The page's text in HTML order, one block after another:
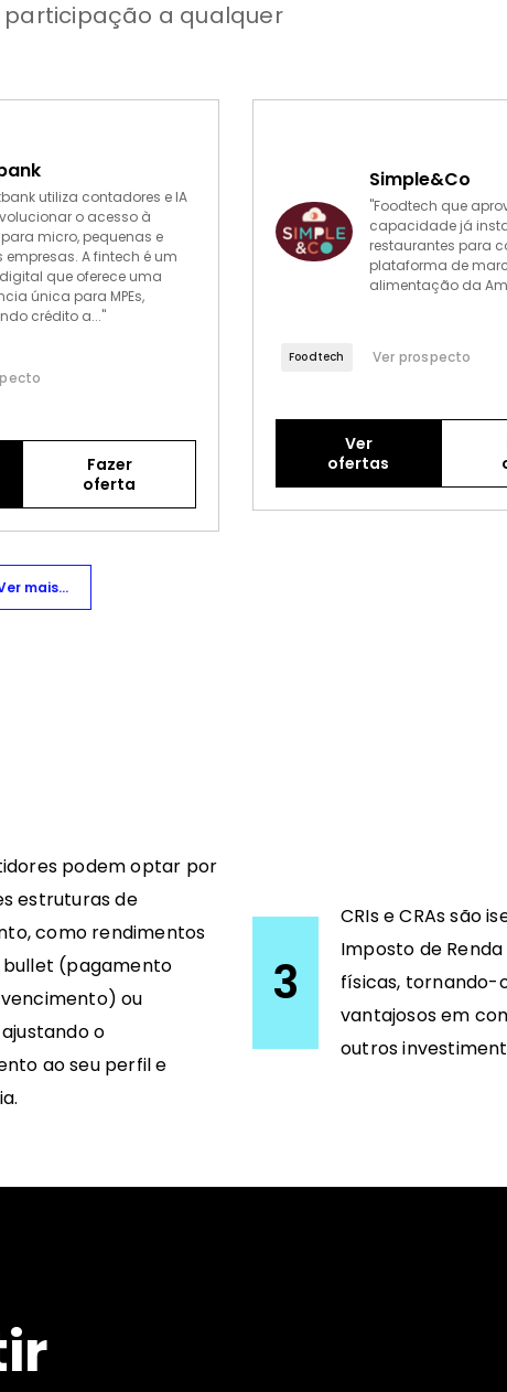
a qualquer
utiliza contadores e IA
o acesso à
micro, pequenas e
empresas. A fintech é um
que oferece uma
única para MPEs,
crédito a..."
Fazer
oferta
Simple&Co
"Foodtech que
capacidade já
restaurantes para
plataforma de
alimentação da
Foodtech Ver prospecto
Ver
ofertas
mais...
podem optar por
estruturas de
como rendimentos
bullet (pagamento
ou
o
ao seu perfil e
3
CRIs e CRAs são
Imposto de
físicas, tornando-
vantajosos em
outros